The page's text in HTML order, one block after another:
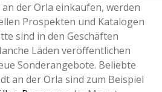
der Orla einkaufen, werden
Prospekten und Katalogen
sind in den Geschäften
Läden veröffentlichen
Sonderangebote. Beliebte
an der Orla sind zum Beispiel